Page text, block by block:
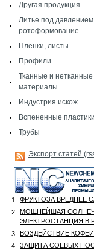
Другая продукция
Литье под
ротоформование
Пленки, листы
Профили
Тканные и нетканные
материалы
Индустрия искож
Вспененные пластики
Трубы
Экспорт статей
1.
ФРУКТОЗА ВРЕДНЕЕ
2.
МОЩНЕЙШАЯ
ЭЛЕКТРОСТАНЦИЯ В
3.
ВОЗДЕЙСТВИЕ
4.
ЗАЩИТА СОЕВЫХ